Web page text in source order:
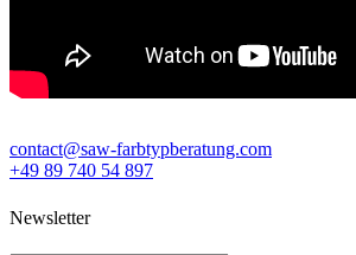
contact@saw-farbtypberatung.com
+49 89 740 54 897
Newsletter